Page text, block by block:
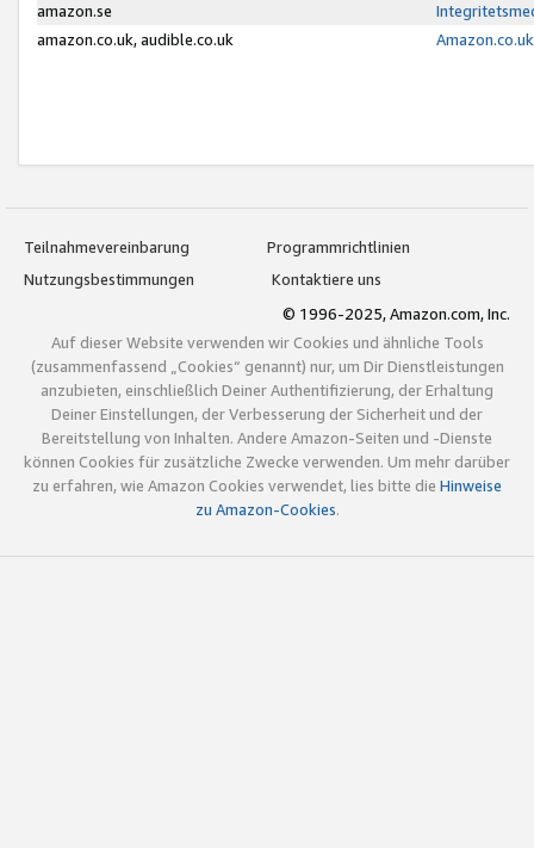
amazon.se
amazon.co.uk, audible.co.uk
Teilnahmevereinbarung
Programmrichtlinien
Nutzungsbestimmungen
Kontaktiere uns
© 1996-2025, Amazon.com, Inc.
Auf dieser Website verwenden wir Cookies und ähnliche Tools
(zusammenfassend „Cookies“ genannt) nur, um Dir Dienstleistungen
anzubieten, einschließlich Deiner Authentifizierung, der Erhaltung
Deiner Einstellungen, der Verbesserung der Sicherheit und der
Bereitstellung von Inhalten. Andere Amazon-Seiten und -Dienste
können Cookies für zusätzliche Zwecke verwenden. Um mehr darüber
zu erfahren, wie Amazon Cookies verwendet, lies bitte die Hinweise
zu Amazon-Cookies.